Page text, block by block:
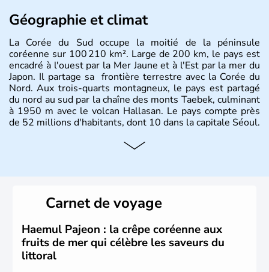
Géographie et climat
La Corée du Sud occupe la moitié de la péninsule
coréenne sur 100 210 km². Large de 200 km, le pays est
encadré à l'ouest par la Mer Jaune et à l'Est par la mer du
Japon. Il partage sa frontière terrestre avec la Corée du
Nord. Aux trois-quarts montagneux, le pays est partagé
du nord au sud par la chaîne des monts Taebek, culminant
à 1950 m avec le volcan Hallasan. Le pays compte près
de 52 millions d'habitants, dont 10 dans la capitale Séoul.
Histoire et administration
christianisme et le bouddhisme en sont les deux
principales religions. Ce pays partage sa culture avec la
Corée du Nord. Les Jeux Olympiques s’y sont déroulés en
1988, de même que la Coupe du Monde de football en
2002, en collaboration avec le Japon.
Carnet de voyage
Haemul Pajeon : la crêpe coréenne aux
fruits de mer qui célèbre les saveurs du
littoral